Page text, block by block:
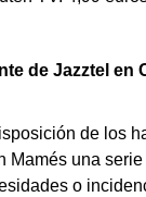
de Jazztel en
de los
Mamés una
o